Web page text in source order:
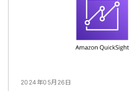
2024年05月26日